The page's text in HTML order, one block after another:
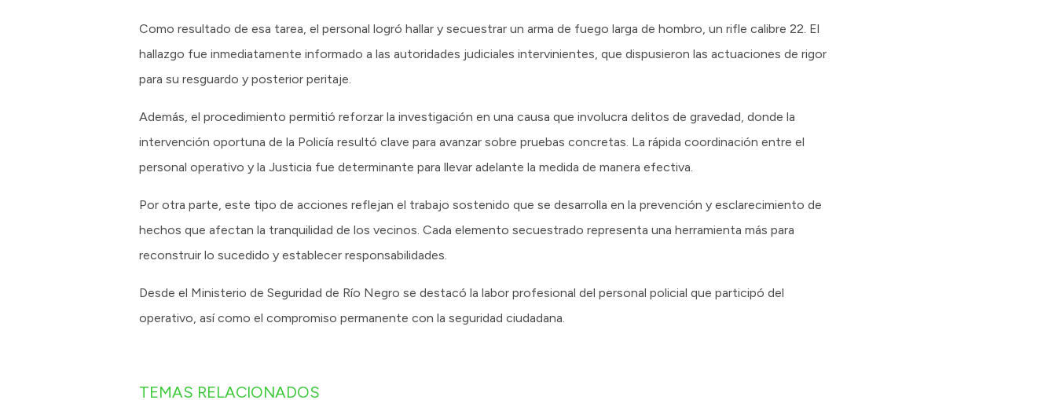
Como resultado de esa tarea, el personal logró hallar y secuestrar un arma de fuego larga de hombro, un rifle calibre 22. El
hallazgo fue inmediatamente informado a las autoridades judiciales intervinientes, que dispusieron las actuaciones de rigor
para su resguardo y posterior peritaje.
Además, el procedimiento permitió reforzar la investigación en una causa que involucra delitos de gravedad, donde la
intervención oportuna de la Policía resultó clave para avanzar sobre pruebas concretas. La rápida coordinación entre el
personal operativo y la Justicia fue determinante para llevar adelante la medida de manera efectiva.
Por otra parte, este tipo de acciones reflejan el trabajo sostenido que se desarrolla en la prevención y esclarecimiento de
hechos que afectan la tranquilidad de los vecinos. Cada elemento secuestrado representa una herramienta más para
reconstruir lo sucedido y establecer responsabilidades.
Desde el Ministerio de Seguridad de Río Negro se destacó la labor profesional del personal policial que participó del
operativo, así como el compromiso permanente con la seguridad ciudadana.
TEMAS RELACIONADOS